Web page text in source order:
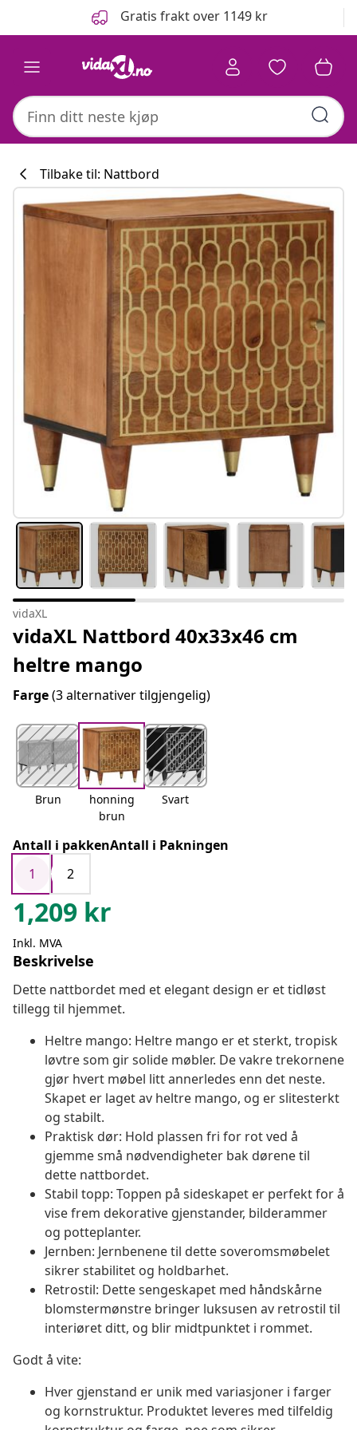
Gratis frakt over 1149 kr
Tilbake til: Nattbord
vidaXL
vidaXL Nattbord 40x33x46 cm
heltre mango
Farge(3 alternativer tilgjengelig)
Brun
honning
brun
Svart
Antall i pakkenAntall i Pakningen
1
2
1,209 kr
Inkl. MVA
Beskrivelse
Dette nattbordet med et elegant design er et tidløst
tillegg til hjemmet.
Heltre mango: Heltre mango er et sterkt, tropisk
løvtre som gir solide møbler. De vakre trekornene
gjør hvert møbel litt annerledes enn det neste.
Skapet er laget av heltre mango, og er slitesterkt
og stabilt.
Praktisk dør: Hold plassen fri for rot ved å
gjemme små nødvendigheter bak dørene til
dette nattbordet.
Stabil topp: Toppen på sideskapet er perfekt for å
vise frem dekorative gjenstander, bilderammer
og potteplanter.
Jernben: Jernbenene til dette soveromsmøbelet
sikrer stabilitet og holdbarhet.
Retrostil: Dette sengeskapet med håndskårne
blomstermønstre bringer luksusen av retrostil til
interiøret ditt, og blir midtpunktet i rommet.
Godt å vite:
Hver gjenstand er unik med variasjoner i farger
og kornstruktur. Produktet leveres med tilfeldig